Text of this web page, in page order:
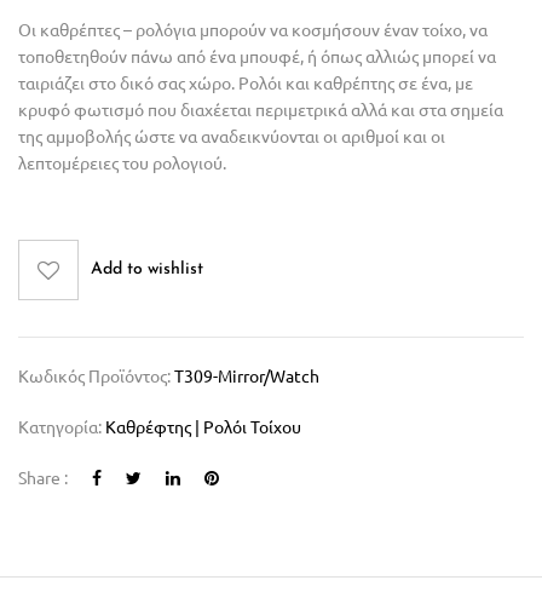
Οι καθρέπτες – ρολόγια μπορούν να κοσμήσουν έναν τοίχο, να
τοποθετηθούν πάνω από ένα μπουφέ, ή όπως αλλιώς μπορεί να
ταιριάζει στο δικό σας χώρο. Ρολόι και καθρέπτης σε ένα, με
κρυφό φωτισμό που διαχέεται περιμετρικά αλλά και στα σημεία
της αμμοβολής ώστε να αναδεικνύονται οι αριθμοί και οι
λεπτομέρειες του ρολογιού.
Add to wishlist
Κωδικός Προϊόντος:T309-Mirror/watch
Κατηγορία: Καθρέφτης | Ρολόι Τοίχου
Share :